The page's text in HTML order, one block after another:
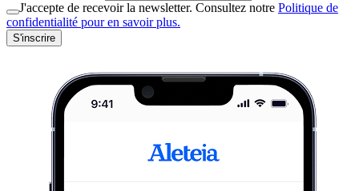
J'accepte de recevoir la newsletter. Consultez notre Politique de
confidentialité pour en savoir plus.
S'inscrire